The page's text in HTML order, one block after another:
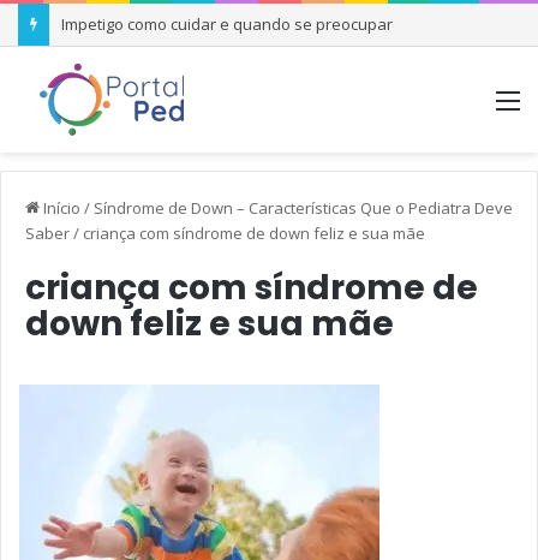
Impetigo como cuidar e quando se preocupar
Início / Síndrome de Down – Características Que o Pediatra Deve
Saber/ criança com síndrome de down feliz e sua mãe
criança com síndrome de
down feliz e sua mãe